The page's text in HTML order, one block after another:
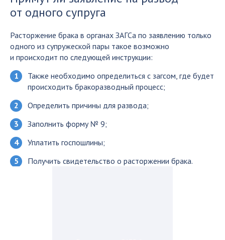
от одного супруга
Расторжение брака в органах ЗАГСа по заявлению только
одного из супружеской пары такое возможно
и происходит по следующей инструкции:
Также необходимо определиться с загсом, где будет
происходить бракоразводный процесс;
Определить причины для развода;
Заполнить форму № 9;
Уплатить госпошлины;
Получить свидетельство о расторжении брака.